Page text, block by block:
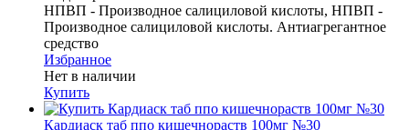
НПВП - Производное салициловой кислоты, НПВП -
Производное салициловой кислоты. Антиагрегантное
средство
Избранное
Нет в наличии
Купить
Кардиаск таб ппо кишечнораств 100мг №30